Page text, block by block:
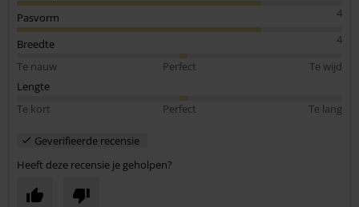
4
Pasvorm
4
Breedte
Te nauw
Perfect
Te wijd
Lengte
Te kort
Perfect Te lang
Geverifieerde recensie
Heeft deze recensie je geholpen?